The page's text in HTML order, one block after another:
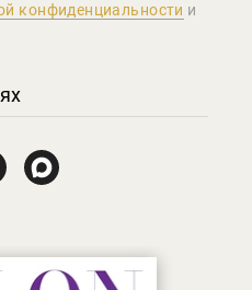
конфиденциальности и